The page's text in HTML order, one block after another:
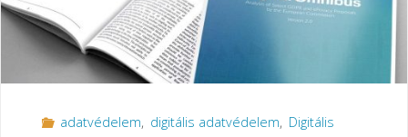
adatvédelem, digitális adatvédelem, Digitális